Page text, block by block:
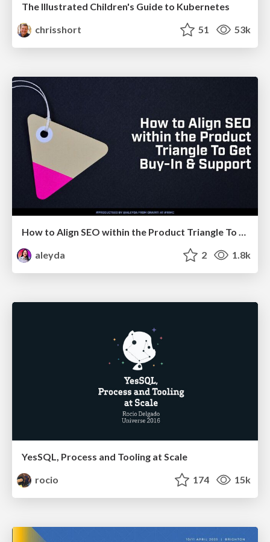
The Illustrated Children's Guide to Kubernetes
chrisshort
51 53k
aleyda
2 1.8k
YesSQL, Process and Tooling at Scale
rocio
174 15k